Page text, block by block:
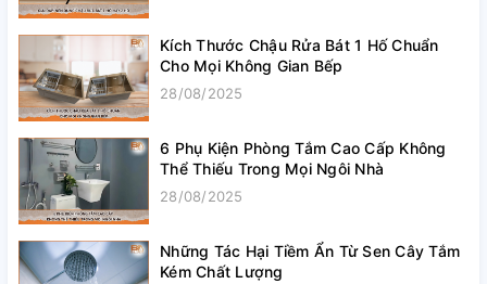
Kích Thước Chậu Rửa Bát 1 Hố Chuẩn
Cho Mọi Không Gian Bếp
28/08/2025
6 Phụ Kiện Phòng Tắm Cao Cấp Không
Thể Thiếu Trong Mọi Ngôi Nhà
28/08/2025
Những Tác Hại Tiềm Ẩn Từ Sen Cây Tắm
Kém Chất Lượng